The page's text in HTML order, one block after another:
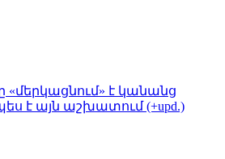
«մերկացնում» է կանանց
է այն աշխատում (+upd.)